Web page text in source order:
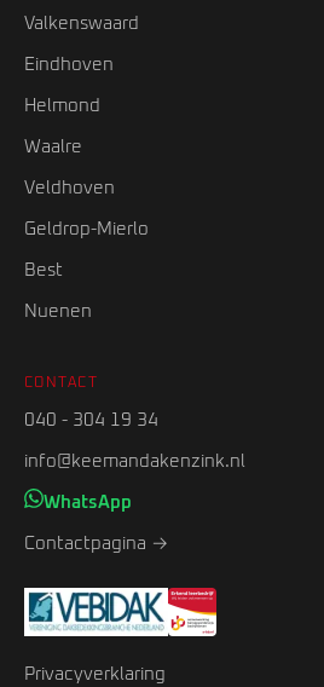
Valkenswaard
Eindhoven
Helmond
Waalre
Veldhoven
Geldrop-Mierlo
Best
Nuenen
CONTACT
040 - 304 19 34
info@keemandakenzink.nl
WhatsApp
Contactpagina →
Privacyverklaring